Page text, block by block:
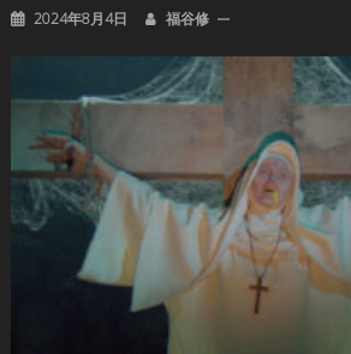
2024年8月4日 福谷修